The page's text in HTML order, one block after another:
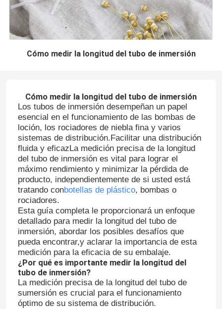
Cómo medir la longitud del tubo de inmersión
Cómo medir la longitud del tubo de inmersión
Los tubos de inmersión desempeñan un papel
esencial en el funcionamiento de las bombas de
loción, los rociadores de niebla fina y varios
sistemas de distribución.Facilitar una distribución
fluida y eficazLa medición precisa de la longitud
del tubo de inmersión es vital para lograr el
máximo rendimiento y minimizar la pérdida de
producto, independientemente de si usted está
tratando conbotellas de plástico, bombas o
rociadores.
Esta guía completa le proporcionará un enfoque
detallado para medir la longitud del tubo de
inmersión, abordar los posibles desafíos que
pueda encontrar,y aclarar la importancia de esta
medición para la eficacia de su embalaje.
¿Por qué es importante medir la longitud del
tubo de inmersión?
La medición precisa de la longitud del tubo de
sumersión es crucial para el funcionamiento
óptimo de su sistema de distribución.